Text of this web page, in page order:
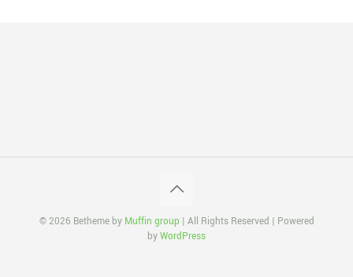
© 2026 Betheme by Muffin group | All Rights Reserved | Powered
byWordPress